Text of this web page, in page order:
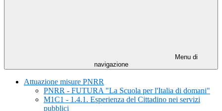
Menu di
navigazione
Attuazione misure PNRR
PNRR - FUTURA "La Scuola per l'Italia di domani"
M1C1 - 1.4.1. Esperienza del Cittadino nei servizi
pubblici